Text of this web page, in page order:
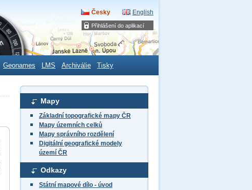
Přihlášení do aplikací
Česky English
Geonames LMS Archiválie Tisky
Mapy
Základní topografické mapy ČR
Mapy územních celků
Mapy správního rozdělení
Digitální geografické modely
území ČR
Odkazy
Státní mapové dílo - úvod